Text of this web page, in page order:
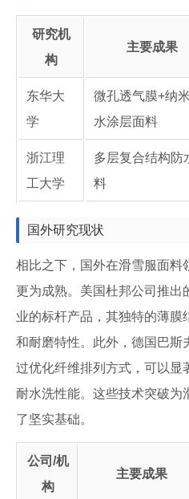
研究机
构
主要成果
东华大
学
微孔透气膜+纳
水涂层面料
浙江理
工大学
多层复合结构防
料
国外研究现状
相比之下，国外在滑雪服面料
更为成熟。美国杜邦公司推出
业的标杆产品，其独特的薄膜
和耐磨特性。此外，德国巴斯
过优化纤维排列方式，可以显
耐水洗性能。这些技术突破为
了坚实基础。
公司/机
构
主要成果